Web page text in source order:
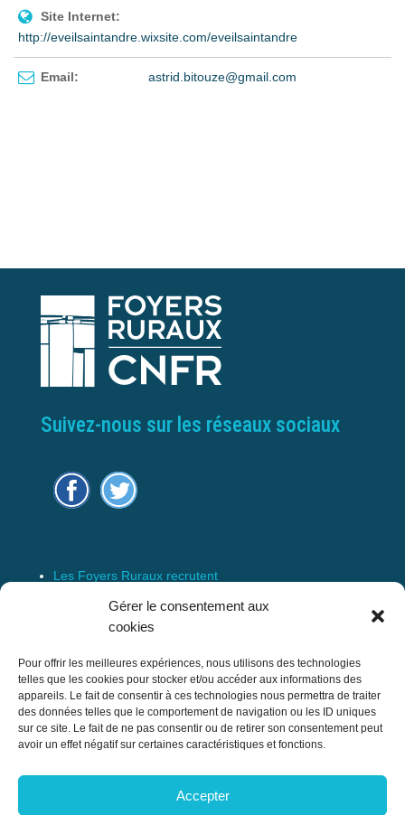
Gérer le consentement aux
cookies
Pour offrir les meilleures expériences, nous utilisons des technologies
telles que les cookies pour stocker et/ou accéder aux informations des
appareils. Le fait de consentir à ces technologies nous permettra de traiter
des données telles que le comportement de navigation ou les ID uniques
sur ce site. Le fait de ne pas consentir ou de retirer son consentement peut
avoir un effet négatif sur certaines caractéristiques et fonctions.
Accepter
Site Internet:
http://eveilsaintandre.wixsite.com/eveilsaintandre
Email: astrid.bitouze@gmail.com
Suivez-nous sur les réseaux sociaux
Les Foyers Ruraux recrutent
Connexion
Espace Membre
Confédération Nationale des Foyers Ruraux
& Associations de développement et
17 rue Navoiseau – 93100 MONTREUIL